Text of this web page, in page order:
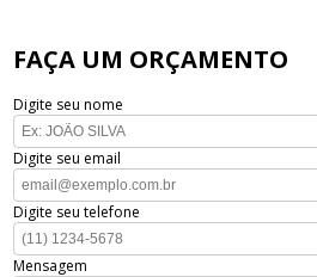
FAÇA UM ORÇAMENTO
Digite seu nome
Digite seu email
Digite seu telefone
Mensagem